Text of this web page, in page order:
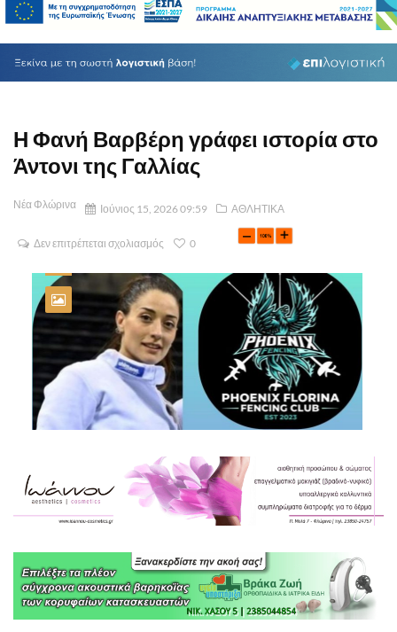
Η Φανή Βαρβέρη γράφει ιστορία στο
Άντονι της Γαλλίας
Νέα Φλώρινα Ιούνιος 15, 2026 09:59 ΑΘΛΗΤΙΚΑ
Δεν επιτρέπεται σχολιασμός 0